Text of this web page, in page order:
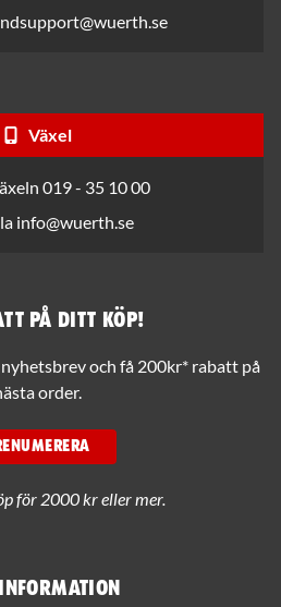
Växel
019 - 35 10 00
info@wuerth.se
på ditt köp!
och få 200kr* rabatt på
order.
för 2000 kr eller mer.